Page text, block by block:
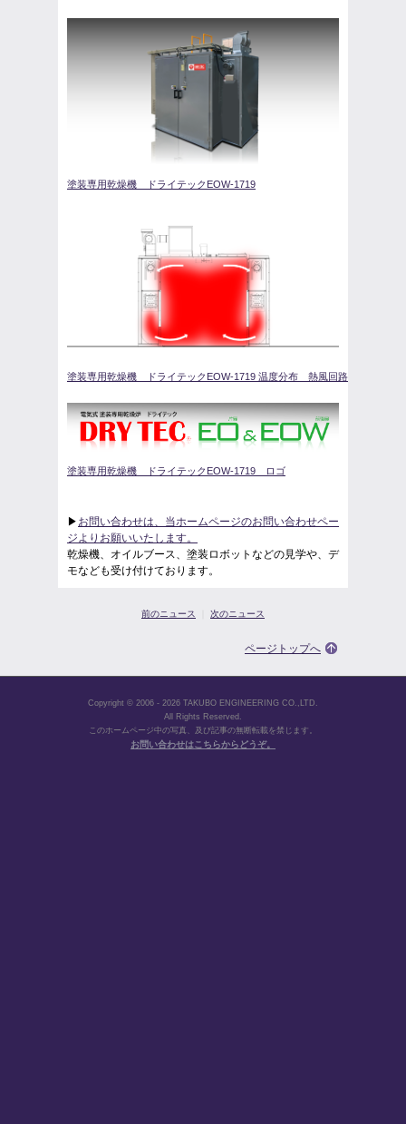
塗装専用乾燥機 ドライテックEOW-1719
塗装専用乾燥機 ドライテックEOW-1719 温度分布 熱風回路
塗装専用乾燥機 ドライテックEOW-1719 ロゴ
▶︎ お問い合わせは、当ホームページのお問い合わせペー
ジよりお願いいたします。
乾燥機、オイルブース、塗装ロボットなどの見学や、デ
モなども受け付けております。
前のニュース 次のニュース
ページトップへ
Copyright © 2006 - 2026 TAKUBO ENGINEERING CO.,LTD.
All Rights Reserved.
このホームページ中の写真、及び記事の無断転載を禁じます。
お問い合わせはこちらからどうぞ。